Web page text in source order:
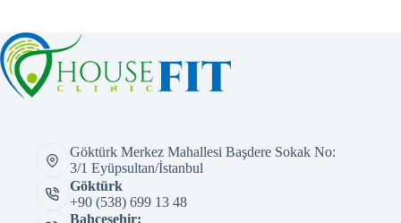
Göktürk Merkez Mahallesi Başdere Sokak No:
3/1 Eyüpsultan/İstanbul
Göktürk
+90 (538) 699 13 48
Bahçeşehir: